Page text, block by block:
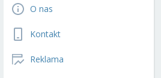
O nas
Kontakt
Reklama